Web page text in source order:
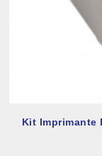
Kit Imprimante